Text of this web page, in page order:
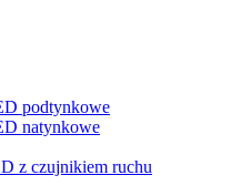
podtynkowe
natynkowe
z czujnikiem ruchu